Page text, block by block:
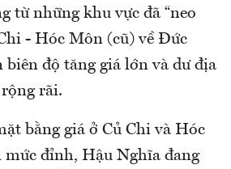
từ những khu vực đã “neo
- Hóc Môn (cũ) về Đức
biên độ tăng giá lớn và dư địa
rãi.
bằng giá ở Củ Chi và Hóc
mức đỉnh, Hậu Nghĩa đang